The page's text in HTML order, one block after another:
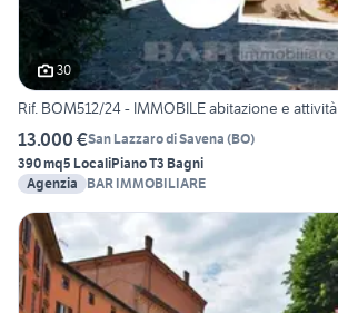
30
Rif. BOM512/24 - IMMOBILE abitazione e attività
13.000 €San Lazzaro di Savena (BO)
390 mq5 LocaliPiano T3 Bagni
Agenzia
BAR IMMOBILIARE